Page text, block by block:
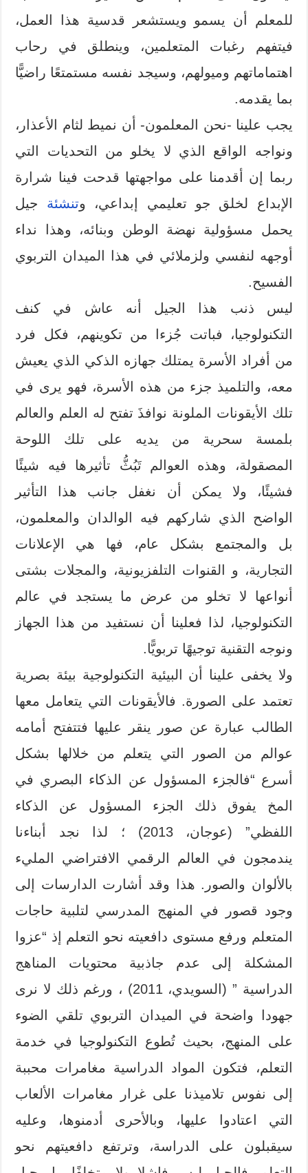
للمعلم أن يسمو ويستشعر قدسية هذا العمل،
فيتفهم رغبات المتعلمين، وينطلق في رحاب
اهتماماتهم وميولهم، وسيجد نفسه مستمتعًا راضيًّا
بما يقدمه.
يجب علينا -نحن المعلمون- أن نميط لثام الأعذار،
ونواجه الواقع الذي لا يخلو من التحديات التي
ربما إن أقدمنا على مواجهتها قدحت فينا شرارة
الإبداع لخلق جو تعليمي إبداعي، وتنشئة جيل
يحمل مسؤولية نهضة الوطن وبنائه، وهذا نداء
أوجهه لنفسي ولزملائي في هذا الميدان التربوي
الفسيح.
ليس ذنب هذا الجيل أنه عاش في كنف
التكنولوجيا، فباتت جُزءا من تكوينهم، فكل فرد
من أفراد الأسرة يمتلك جهازه الذكي الذي يعيش
معه، والتلميذ جزء من هذه الأسرة، فهو يرى في
تلك الأيقونات الملونة نوافذَ تفتح له العلم والعالم
بلمسة سحرية من يديه على تلك اللوحة
المصقولة، وهذه العوالم تَبُثُّ تأثيرها فيه شيئًا
فشيئًا، ولا يمكن أن نغفل جانب هذا التأثير
الواضح الذي شاركهم فيه الوالدان والمعلمون،
بل والمجتمع بشكل عام، فها هي الإعلانات
التجارية، و القنوات التلفزيونية، والمجلات بشتى
أنواعها لا تخلو من عرض ما يستجد في عالم
التكنولوجيا، لذا فعلينا أن نستفيد من هذا الجهاز
ونوجه التقنية توجيهًا تربويًّا.
ولا يخفى علينا أن البيئية التكنولوجية بيئة بصرية
تعتمد على الصورة. فالأيقونات التي يتعامل معها
الطالب عبارة عن صور ينقر عليها فتتفتح أمامه
عوالم من الصور التي يتعلم من خلالها بشكل
أسرع “فالجزء المسؤول عن الذكاء البصري في
المخ يفوق ذلك الجزء المسؤول عن الذكاء
اللفظي” (عوجان، 2013) ؛ لذا نجد أبناءنا
يندمجون في العالم الرقمي الافتراضي المليء
بالألوان والصور. هذا وقد أشارت الدارسات إلى
وجود قصور في المنهج المدرسي لتلبية حاجات
المتعلم ورفع مستوى دافعيته نحو التعلم إذ “عزوا
المشكلة إلى عدم جاذبية محتويات المناهج
الدراسية ” (السويدي، 2011) ، ورغم ذلك لا نرى
جهودا واضحة في الميدان التربوي تلقي الضوء
على المنهج، بحيث تُطوع التكنولوجيا في خدمة
التعلم، فتكون المواد الدراسية مغامرات محببة
إلى نفوس تلاميذنا على غرار مغامرات الألعاب
التي اعتادوا عليها، وبالأحرى أدمنوها، وعليه
سيقبلون على الدراسة، وترتفع دافعيتهم نحو